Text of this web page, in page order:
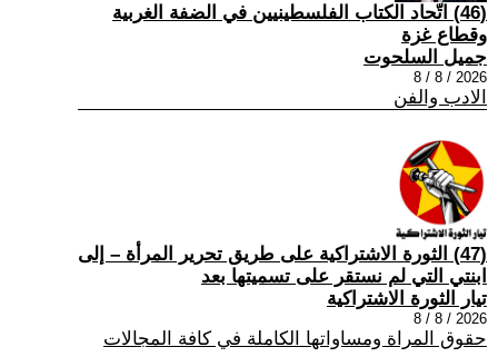
(46) اتّحاد الكتاب الفلسطينيين في الضفة الغربية
وقطاع غزة
جميل السلحوت
2026 / 8 / 8
الادب والفن
(47) الثورة الاشتراكية على طريق تحرير المرأة – إلى
ابنتي التي لم نستقر على تسميتها بعد
تيار الثورة الاشتراكية
2026 / 8 / 8
حقوق المراة ومساواتها الكاملة في كافة المجالات